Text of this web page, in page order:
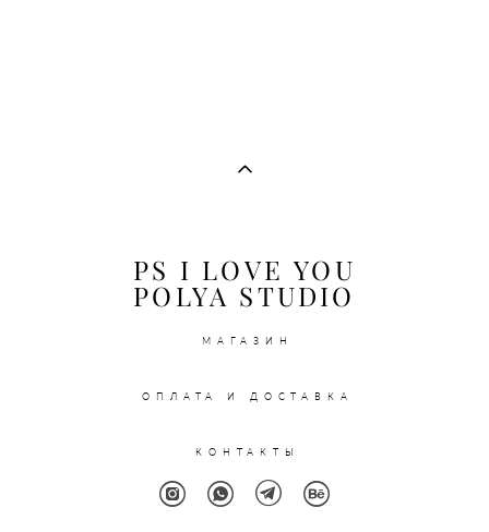
PS I LOVE YOU
POLYA STUDIO
МАГАЗИН
ОПЛАТА И ДОСТАВКА
КОНТАКТЫ